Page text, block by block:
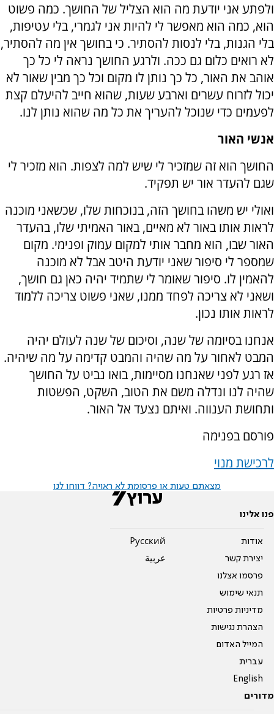
ולפתע אני יודעת מה הוא הצליל של החושך. כמה פשוט
הוא, כמה הוא מאפשר לי להיות אני לגמרי, בלי עטיפות,
בלי הגנות, בלי לנסות להסתיר. כי בחושך אין מה להסתיר,
לא רואים כלום גם ככה. ולרגע החושך נראה לי כל כך
אוהב את האור, כל כך נותן לו מקום וכל כך מבין שאור לא
יכול לזרוח עשרים וארבע שעות, שהוא חייב להיעלם קצת
לפעמים כדי שנוכל להעריך את כל מה שהוא נותן לנו.
אנשי האור
החושך הוא זה שמזכיר לי שיש למה לצפות. הוא מזכיר לי
שגם להעדר אור יש תפקיד.
ואולי יש משהו בחושך הזה, בנוכחות שלו, שכשאני מוכנה
לראות אותו באור לא מאיים, באור האמיתי שלו, בהעדר
האור שבו, הוא מחבר אותי למקום עמוק ופנימי. מקום
שמספר לי סיפור שאני יודעת היטב אבל לא מוכנה
להאמין לו. סיפור שאומר לי שתמיד יהיה כאן גם חושך,
ושאני לא צריכה לפחד ממנו, שאני פשוט צריכה ללמוד
לראות אותו נכון.
אנחנו בסיומה של שנה, וסיכום של שנה לעולם יהיה
המבט לאחור על מה שהיה והמבט קדימה על מה שיהיה.
אז רגע לפני שאנחנו מסיימות, בואו נביט על החושך
שהיה לנו ונדלה משם את הטוב, השקט, הפשטות
ותחושת הענווה. ואיתם נצעד אל האור.
פורסם בפנימה
לרכישת מנוי
מצאתם טעות או פרסומת לא ראויה? דווחו לנו
פנו אלינו
אודות
יצירת קשר
פרסמו אצלנו
תנאי שימוש
מדיניות פרטיות
הצהרת נגישות
המייל האדום
עברית
English
Pусский
عربية
מדורים